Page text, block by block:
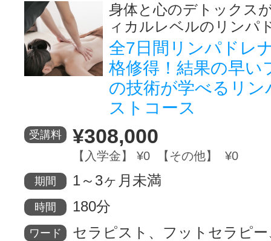
身体と心のデトックス
ィカルレベルのリンパ
全7日間リンパドレ
格修得！結果の早い
の技術が学べるリ
ストコース
受講料 ¥308,000
【入学金】 ¥0 【その他】 ¥0
期間 1～3ヶ月未満
時間 180分
ワード
セラピスト、フットセラピ